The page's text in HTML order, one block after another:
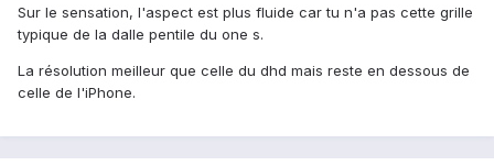
Sur le sensation, l'aspect est plus fluide car tu n'a pas cette grille
typique de la dalle pentile du one s.
La résolution meilleur que celle du dhd mais reste en dessous de
celle de l'iPhone.